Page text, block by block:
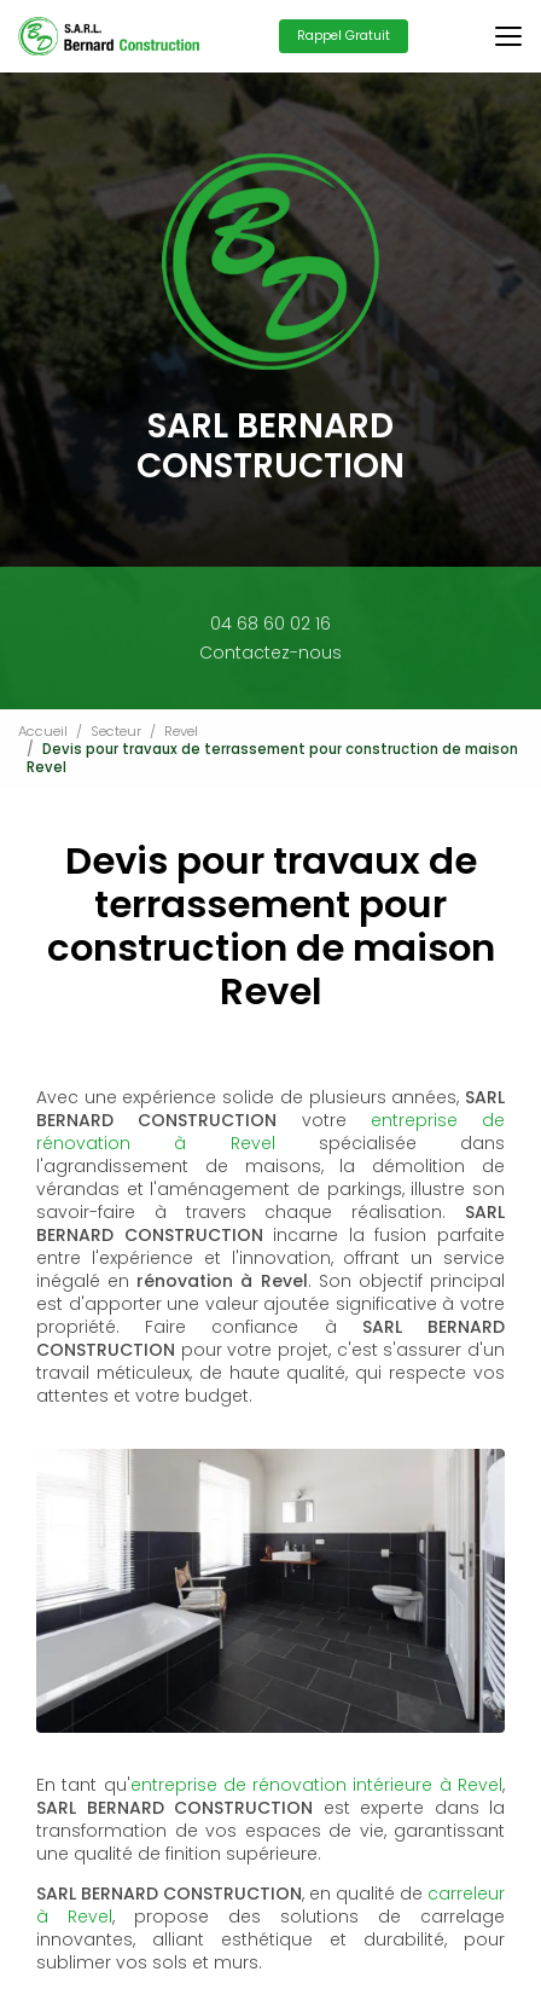
Aller
au
contenu
principal
Rappel Gratuit
SARL BERNARD
CONSTRUCTION
04 68 60 02 16
Contactez-nous
Accueil Secteur
Revel
Devis pour travaux de terrassement pour construction de maison
Revel
Devis pour travaux de
terrassement pour
construction de maison
Revel
Avec une expérience solide de plusieurs années, SARL
BERNARD CONSTRUCTION votre entreprise de
rénovation à Revel spécialisée dans
l'agrandissement de maisons, la démolition de
vérandas et l'aménagement de parkings, illustre son
savoir-faire à travers chaque réalisation. SARL
BERNARD CONSTRUCTION incarne la fusion parfaite
entre l'expérience et l'innovation, offrant un service
inégalé en rénovation à Revel. Son objectif principal
est d'apporter une valeur ajoutée significative à votre
propriété. Faire confiance à SARL BERNARD
CONSTRUCTION pour votre projet, c'est s'assurer d'un
travail méticuleux, de haute qualité, qui respecte vos
attentes et votre budget.
En tant qu'entreprise de rénovation intérieure à Revel,
SARL BERNARD CONSTRUCTION est experte dans la
transformation de vos espaces de vie, garantissant
une qualité de finition supérieure.
SARL BERNARD CONSTRUCTION, en qualité de carreleur
à Revel, propose des solutions de carrelage
innovantes, alliant esthétique et durabilité, pour
sublimer vos sols et murs.